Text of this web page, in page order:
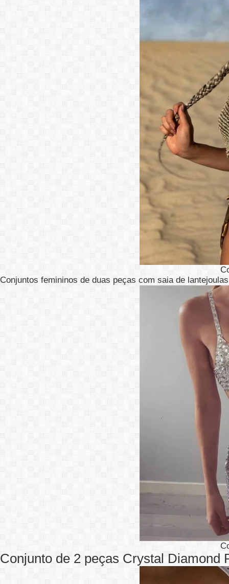
Conjuntos femininos de duas peças com saia de
Conjunto de 2 peças Crystal Diamond